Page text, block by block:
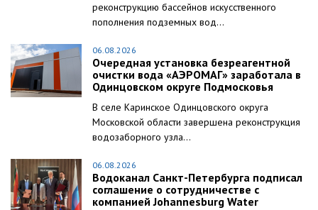
реконструкцию бассейнов искусственного
пополнения подземных вод...
06.08.2026
Очередная установка безреагентной
очистки вода «АЭРОМАГ» заработала в
Одинцовском округе Подмосковья
В селе Каринское Одинцовского округа
Московской области завершена реконструкция
водозаборного узла...
06.08.2026
Водоканал Санкт-Петербурга подписал
соглашение о сотрудничестве с
компанией Johannesburg Water